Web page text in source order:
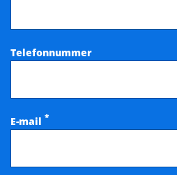
Telefonnummer
E-mail *